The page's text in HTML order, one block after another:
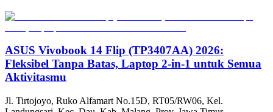
ASUS Vivobook 14 Flip (TP3407AA) 2026:
Fleksibel Tanpa Batas, Laptop 2-in-1 untuk Semua
Aktivitasmu
Jl. Tirtojoyo, Ruko Alfamart No.15D, RT05/RW06, Kel.